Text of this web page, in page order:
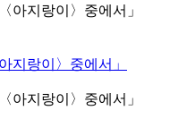
지랑이〉중에서」